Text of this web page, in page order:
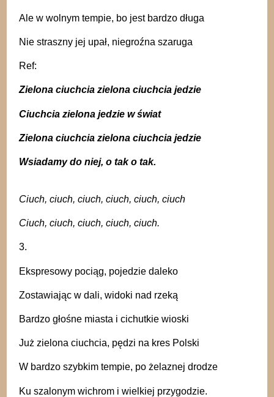
Ale w wolnym tempie, bo jest bardzo długa
Nie straszny jej upał, niegroźna szaruga
Ref:
Zielona ciuchcia zielona ciuchcia jedzie
Ciuchcia zielona jedzie w świat
Zielona ciuchcia zielona ciuchcia jedzie
Wsiadamy do niej, o tak o tak.
Ciuch, ciuch, ciuch, ciuch, ciuch, ciuch
Ciuch, ciuch, ciuch, ciuch, ciuch.
3.
Ekspresowy pociąg, pojedzie daleko
Zostawiając w dali, widoki nad rzeką
Bardzo głośne miasta i cichutkie wioski
Już zielona ciuchcia, pędzi na kres Polski
W bardzo szybkim tempie, po żelaznej drodze
Ku szalonym wichrom i wielkiej przygodzie.